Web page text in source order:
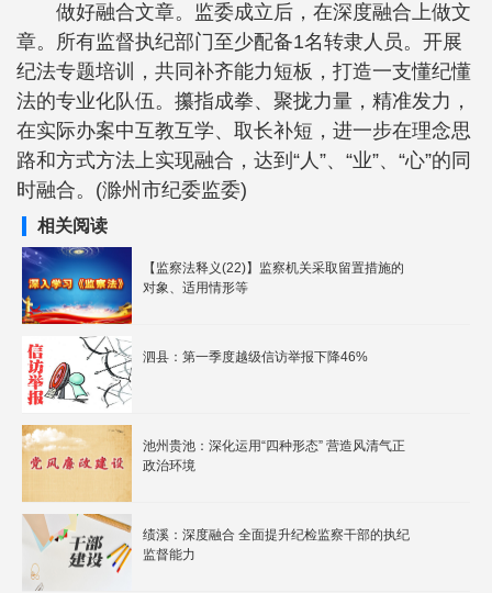
做好融合文章。监委成立后，在深度融合上做文
章。所有监督执纪部门至少配备1名转隶人员。开展
纪法专题培训，共同补齐能力短板，打造一支懂纪懂
法的专业化队伍。攥指成拳、聚拢力量，精准发力，
在实际办案中互教互学、取长补短，进一步在理念思
路和方式方法上实现融合，达到“人”、“业”、“心”的同
时融合。(滁州市纪委监委)
相关阅读
【监察法释义(22)】监察机关采取留置措施的
对象、适用情形等
泗县：第一季度越级信访举报下降46%
池州贵池：深化运用“四种形态” 营造风清气正
政治环境
绩溪：深度融合 全面提升纪检监察干部的执纪
监督能力